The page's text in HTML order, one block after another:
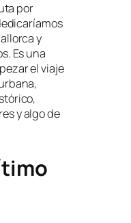
por
y
Es una
el viaje
y algo de